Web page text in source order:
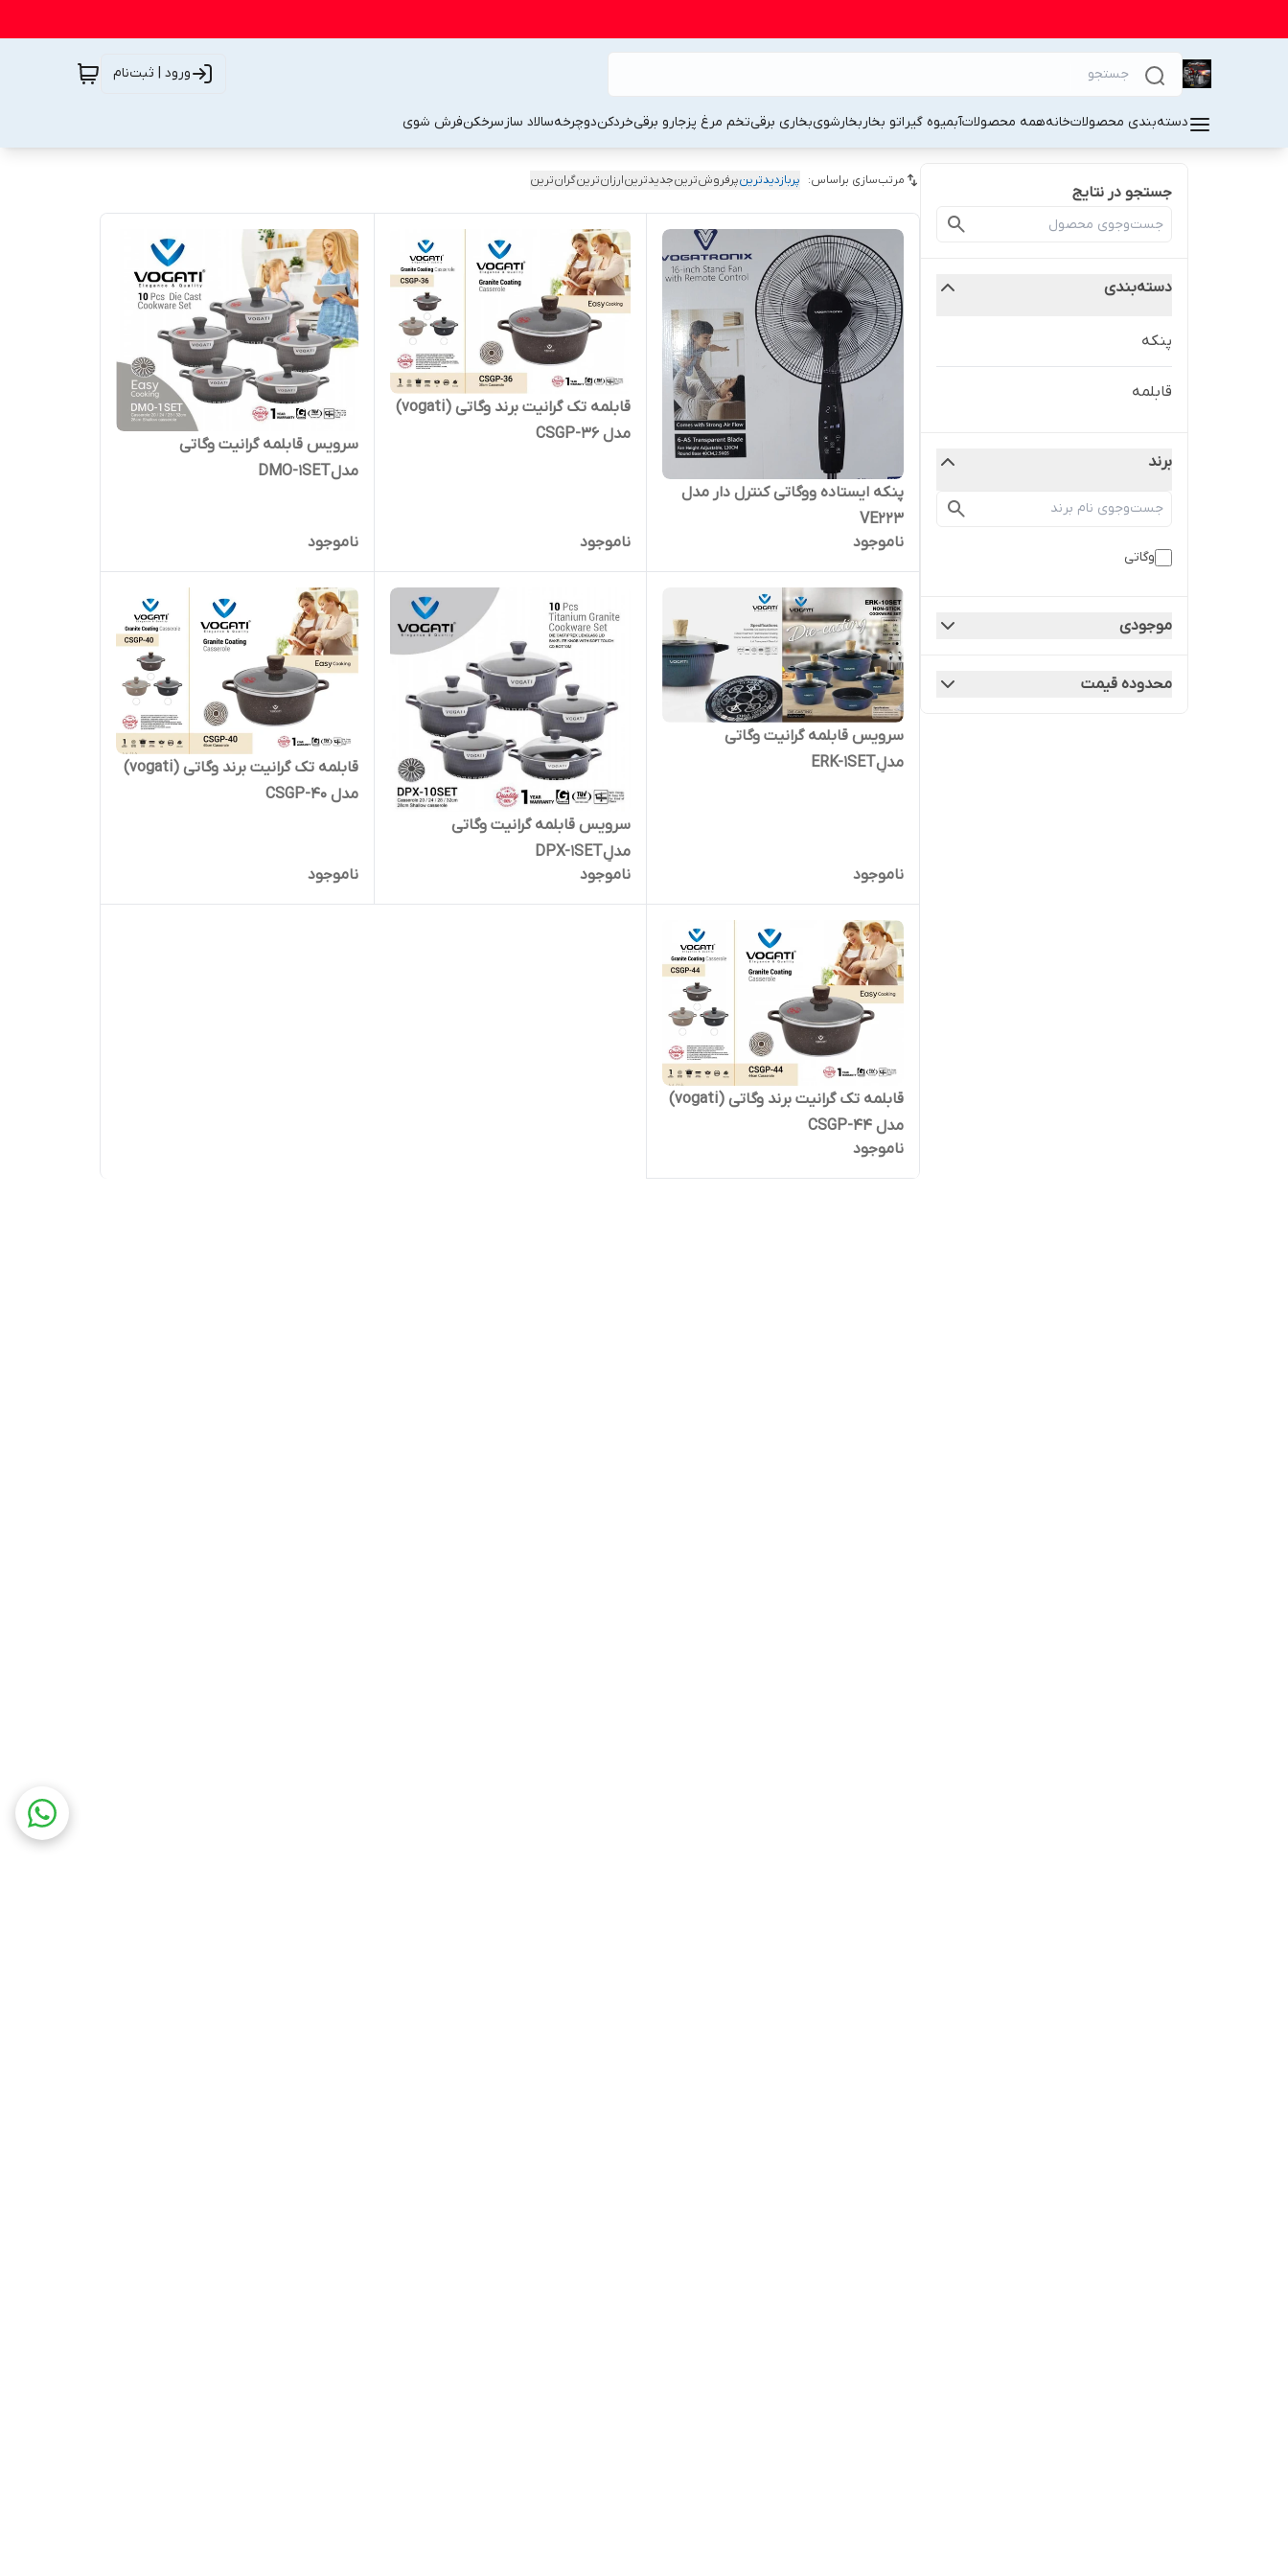
ورود | ثبت‌نام
دسته‌بندی محصولاتخانههمه محصولاتآبمیوه گیراتو بخاربخارشویبخاری برقیتخم مرغ پزجارو برقیخردکندوچرخهسالاد سازسرخکنفرش شوی
جستجو در نتایج
دسته‌بندی
پنکه
قابلمه
برند
وگاتی
موجودی
محدوده قیمت
مرتب‌سازی براساس: پربازدیدترینپرفروش‌ترینجدیدترینارزان‌ترینگران‌ترین
پنکه ایستاده ووگاتی کنترل دار مدل
VE223
ناموجود
قابلمه تک گرانیت برند وگاتی (vogati)
مدل CSGP-36
ناموجود
سرویس قابلمه گرانیت وگاتی
مدلDMO-1SET
ناموجود
سرویس قابلمه گرانیت وگاتی
مدلٍERK-1SET
ناموجود
سرویس قابلمه گرانیت وگاتی
مدلٍDPX-1SET
ناموجود
قابلمه تک گرانیت برند وگاتی (vogati)
مدل CSGP-40
ناموجود
قابلمه تک گرانیت برند وگاتی (vogati)
مدل CSGP-44
ناموجود